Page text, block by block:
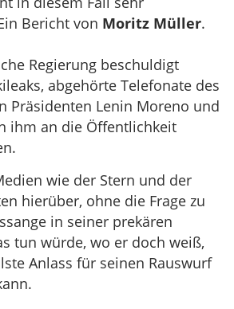
Bericht von Moritz Müller.
Regierung beschuldigt
abgehörte Telefonate des
Präsidenten Lenin Moreno und
ihm an die Öffentlichkeit
wie der Stern und der
hierüber, ohne die Frage zu
in seiner prekären
tun würde, wo er doch weiß,
Anlass für seinen Rauswurf